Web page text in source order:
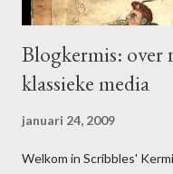
Blogkermis: over
klassieke media
januari 24, 2009
Welkom in Scribbles'